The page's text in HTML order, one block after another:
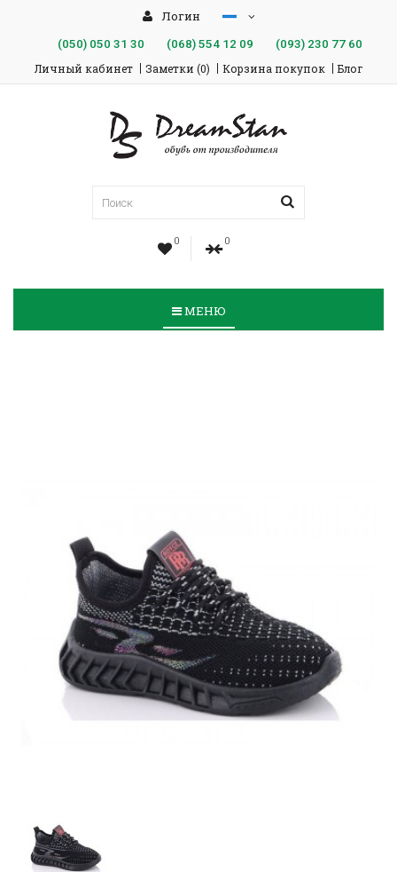
Логин
(050)050 31 30 (068)554 12 09 (093)230 77 60
Личный кабинет Заметки (0) Корзина покупок Блог
0 0
МЕНЮ